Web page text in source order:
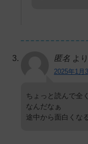
匿名 よ
2025年1月
ちょっと読んで全
なんだなぁ
途中から面白くな